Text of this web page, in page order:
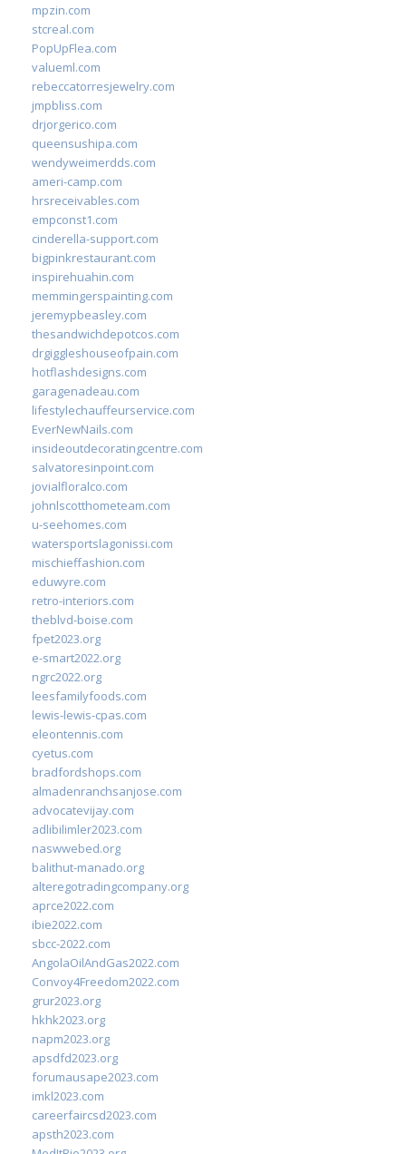
mpzin.com
stcreal.com
PopUpFlea.com
valueml.com
rebeccatorresjewelry.com
jmpbliss.com
drjorgerico.com
queensushipa.com
wendyweimerdds.com
ameri-camp.com
hrsreceivables.com
empconst1.com
cinderella-support.com
bigpinkrestaurant.com
inspirehuahin.com
memmingerspainting.com
jeremypbeasley.com
thesandwichdepotcos.com
drgiggleshouseofpain.com
hotflashdesigns.com
garagenadeau.com
lifestylechauffeurservice.com
EverNewNails.com
insideoutdecoratingcentre.com
salvatoresinpoint.com
jovialfloralco.com
johnlscotthometeam.com
u-seehomes.com
watersportslagonissi.com
mischieffashion.com
eduwyre.com
retro-interiors.com
theblvd-boise.com
fpet2023.org
e-smart2022.org
ngrc2022.org
leesfamilyfoods.com
lewis-lewis-cpas.com
eleontennis.com
cyetus.com
bradfordshops.com
almadenranchsanjose.com
advocatevijay.com
adlibilimler2023.com
naswwebed.org
balithut-manado.org
alteregotradingcompany.org
aprce2022.com
ibie2022.com
sbcc-2022.com
AngolaOilAndGas2022.com
Convoy4Freedom2022.com
grur2023.org
hkhk2023.org
napm2023.org
apsdfd2023.org
forumausape2023.com
imkl2023.com
careerfaircsd2023.com
apsth2023.com